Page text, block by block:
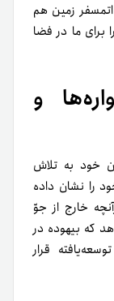
زمین هم
برای ما در فضا
و
خود به تلاش
را نشان داده
خارج از جوّ
که بیهوده در
قرار